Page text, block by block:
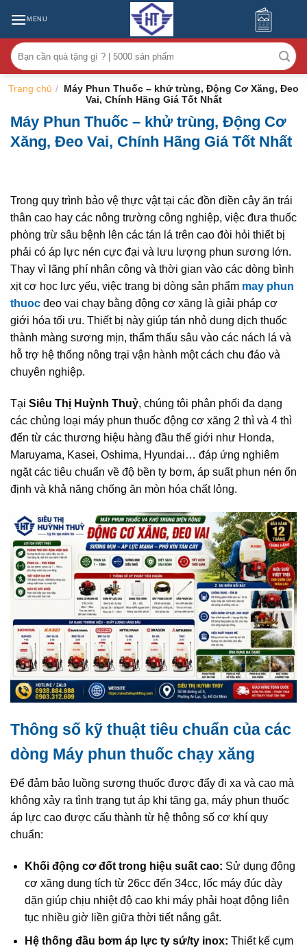
MENU
Tìm
kiếm:
Trang chủ / Máy Phun Thuốc – khử trùng, Động Cơ Xăng, Đeo
Vai, Chính Hãng Giá Tốt Nhất
Máy Phun Thuốc – khử trùng, Động Cơ
Xăng, Đeo Vai, Chính Hãng Giá Tốt Nhất
Trong quy trình bảo vệ thực vật tại các đồn điền cây ăn trái
thân cao hay các nông trường công nghiệp, việc đưa thuốc
phòng trừ sâu bệnh lên các tán lá trên cao đòi hỏi thiết bị
phải có áp lực nén cực đại và lưu lượng phun sương lớn.
Thay vì lãng phí nhân công và thời gian vào các dòng bình
xịt cơ học lực yếu, việc trang bị dòng sản phẩm may phun
thuoc đeo vai chạy bằng động cơ xăng là giải pháp cơ
giới hóa tối ưu. Thiết bị này giúp tán nhỏ dung dịch thuốc
thành màng sương mịn, thẩm thấu sâu vào các nách lá và
hỗ trợ hệ thống nông trại vận hành một cách chu đáo và
chuyên nghiệp.
Tại Siêu Thị Huỳnh Thuỷ, chúng tôi phân phối đa dạng
các chủng loại máy phun thuốc động cơ xăng 2 thì và 4 thì
đến từ các thương hiệu hàng đầu thế giới như Honda,
Maruyama, Kasei, Oshima, Hyundai… đáp ứng nghiêm
ngặt các tiêu chuẩn về độ bền ty bơm, áp suất phun nén ổn
định và khả năng chống ăn mòn hóa chất lỏng.
Thông số kỹ thuật tiêu chuẩn của các
dòng Máy phun thuốc chạy xăng
Để đảm bảo luồng sương thuốc được đẩy đi xa và cao mà
không xảy ra tình trạng tụt áp khi tăng ga, máy phun thuốc
áp lực cao được cấu thành từ hệ thông số cơ khí quy
chuẩn:
Khối động cơ đốt trong hiệu suất cao: Sử dụng động
cơ xăng dung tích từ 26cc đến 34cc, lốc máy đúc dày
dặn giúp chịu nhiệt độ cao khi máy phải hoạt động liên
tục nhiều giờ liền giữa thời tiết nắng gắt.
Hệ thống đầu bơm áp lực ty sứ/ty inox: Thiết kế cụm